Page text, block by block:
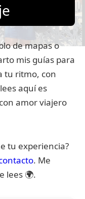
de mapas o
mis guías para
tu ritmo, con
aquí es
amor viajero
tu experiencia?
. Me
lees 🌍.